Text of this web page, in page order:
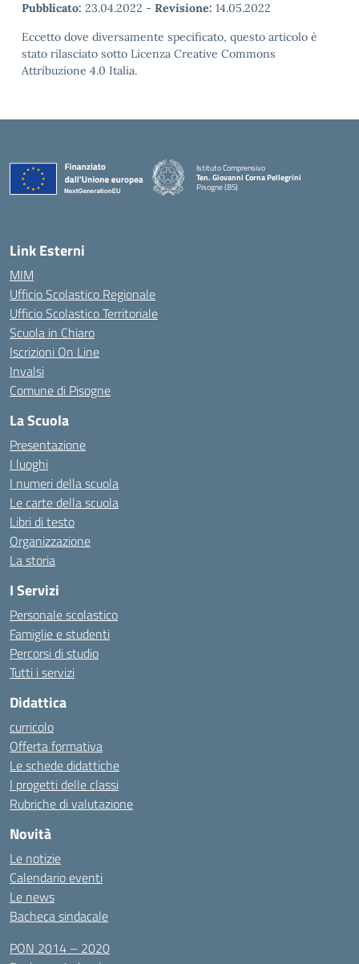
Pubblicato: 23.04.2022 - Revisione: 14.05.2022
Eccetto dove diversamente specificato, questo articolo è
stato rilasciato sotto Licenza Creative Commons
Attribuzione 4.0 Italia.
Istituto Comprensivo
Ten. Giovanni Corna Pellegrini
Pisogne (BS)
— Visita la pagina iniziale della scuola
Link Esterni
MIM
Ufficio Scolastico Regionale
Ufficio Scolastico Territoriale
Scuola in Chiaro
Iscrizioni On Line
Invalsi
Comune di Pisogne
La Scuola
Presentazione
I luoghi
I numeri della scuola
Le carte della scuola
Libri di testo
Organizzazione
La storia
I Servizi
Personale scolastico
Famiglie e studenti
Percorsi di studio
Tutti i servizi
Didattica
curricolo
Offerta formativa
Le schede didattiche
I progetti delle classi
Rubriche di valutazione
Novità
Le notizie
Calendario eventi
Le news
Bacheca sindacale
PON 2014 – 2020